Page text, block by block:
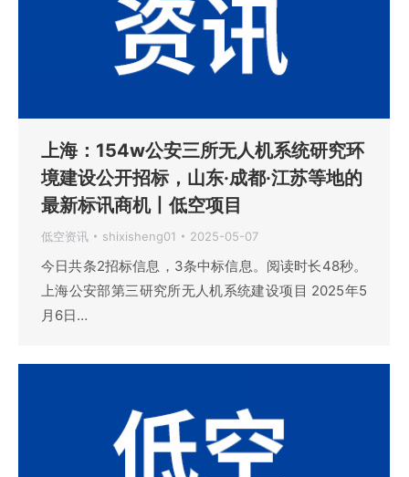
上海：154w公安三所无人机系统研究环
境建设公开招标，山东·成都·江苏等地的
最新标讯商机丨低空项目
低空资讯 shixisheng01 2025-05-07
今日共条2招标信息，3条中标信息。阅读时长48秒。
上海公安部第三研究所无人机系统建设项目 2025年5
月6日…